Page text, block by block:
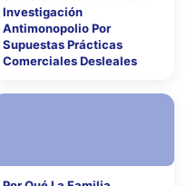
Investigación
Antimonopolio Por
Supuestas Prácticas
Comerciales Desleales